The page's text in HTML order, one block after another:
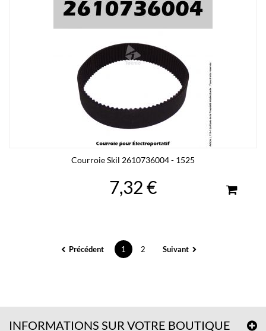
Courroie Skil 2610736004 - 1525
7,32 €
Précédent 1 2 Suivant
INFORMATIONS SUR VOTRE BOUTIQUE